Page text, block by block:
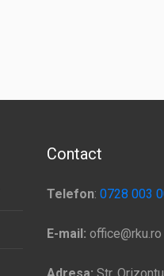
Contact
Telefon: 0728 003
E-mail: office@rku.ro